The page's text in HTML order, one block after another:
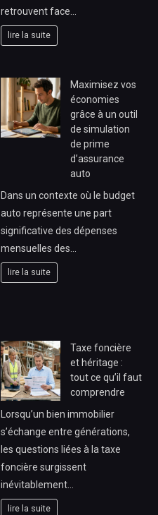
retrouvent face…
lire la suite
Maximisez vos
économies
grâce à un outil
de simulation
de prime
d’assurance
auto
Dans un contexte où le budget
auto représente une part
significative des dépenses
mensuelles des…
lire la suite
Taxe foncière
et héritage :
tout ce qu’il faut
comprendre
Lorsqu’un bien immobilier
s’échange entre générations,
les questions liées à la taxe
foncière surgissent
inévitablement…
lire la suite